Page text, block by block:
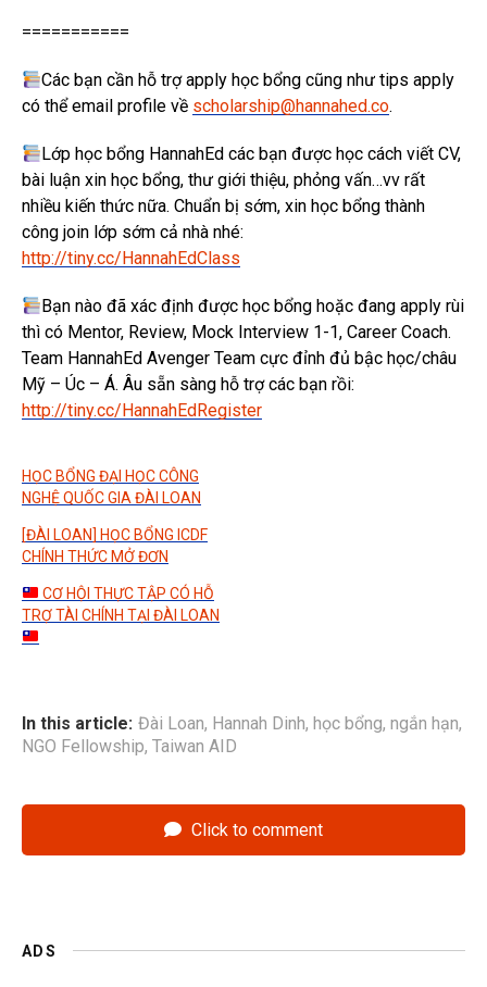
===========
Các bạn cần hỗ trợ apply học bổng cũng như tips apply
có thể email profile về scholarship@hannahed.co.
Lớp học bổng HannahEd các bạn được học cách viết CV,
bài luận xin học bổng, thư giới thiệu, phỏng vấn…vv rất
nhiều kiến thức nữa. Chuẩn bị sớm, xin học bổng thành
công join lớp sớm cả nhà nhé:
http://tiny.cc/HannahEdClass
Bạn nào đã xác định được học bổng hoặc đang apply rùi
thì có Mentor, Review, Mock Interview 1-1, Career Coach.
Team HannahEd Avenger Team cực đỉnh đủ bậc học/châu
Mỹ – Úc – Á. Âu sẵn sàng hỗ trợ các bạn rồi:
http://tiny.cc/HannahEdRegister
HỌC BỔNG ĐẠI HỌC CÔNG
NGHỆ QUỐC GIA ĐÀI LOAN
[ĐÀI LOAN] HỌC BỔNG ICDF
CHÍNH THỨC MỞ ĐƠN
CƠ HỘI THỰC TẬP CÓ HỖ
TRỢ TÀI CHÍNH TẠI ĐÀI LOAN
In this article: Đài Loan, Hannah Dinh, học bổng, ngắn hạn,
NGO Fellowship, Taiwan AID
Click to comment
ADS